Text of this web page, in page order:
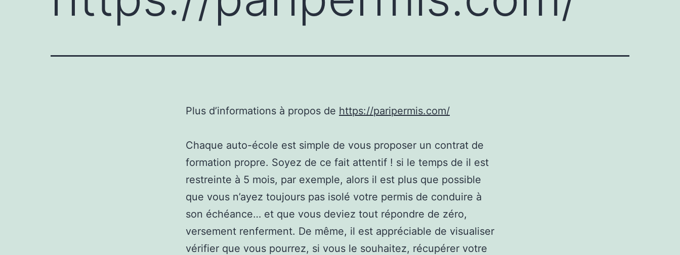
Plus d’informations à propos de https://paripermis.com/
Chaque auto-école est simple de vous proposer un contrat de
formation propre. Soyez de ce fait attentif ! si le temps de il est
restreinte à 5 mois, par exemple, alors il est plus que possible
que vous n’ayez toujours pas isolé votre permis de conduire à
son échéance… et que vous deviez tout répondre de zéro,
versement renferment. De même, il est appréciable de visualiser
vérifier que vous pourrez, si vous le souhaitez, récupérer votre